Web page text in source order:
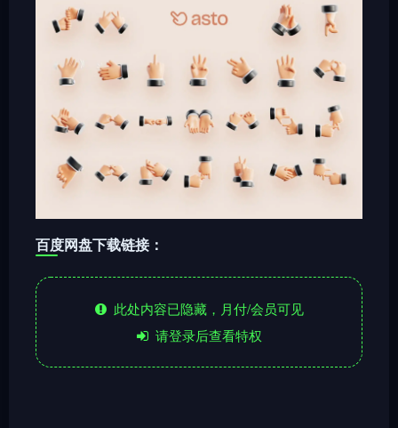
百度网盘下载链接：
此处内容已隐藏，月付/会员可见
请登录后查看特权